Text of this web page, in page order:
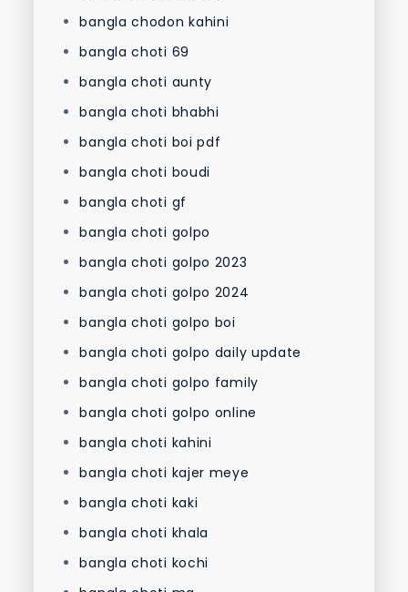
bangla chodon kahini
bangla choti 69
bangla choti aunty
bangla choti bhabhi
bangla choti boi pdf
bangla choti boudi
bangla choti gf
bangla choti golpo
bangla choti golpo 2023
bangla choti golpo 2024
bangla choti golpo boi
bangla choti golpo daily update
bangla choti golpo family
bangla choti golpo online
bangla choti kahini
bangla choti kajer meye
bangla choti kaki
bangla choti khala
bangla choti kochi